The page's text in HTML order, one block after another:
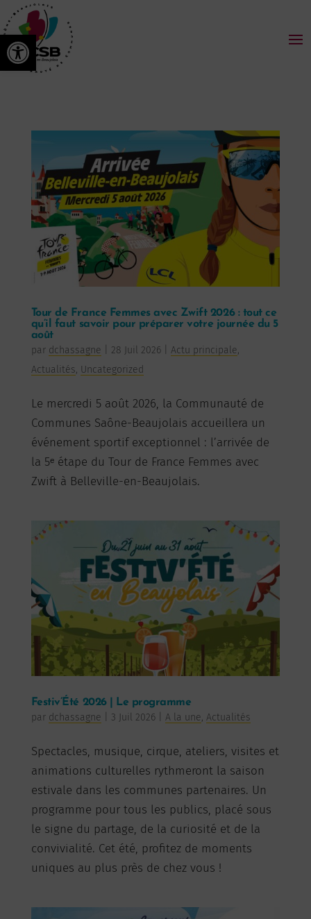
Ouvrir la barre d’outils
Tour de France Femmes avec Zwift 2026 : tout ce
qu’il faut savoir pour préparer votre journée du 5
août
par dchassagne 28 Juil 2026| Actu principale,
Actualités, Uncategorized
Le mercredi 5 août 2026, la Communauté de
Communes Saône-Beaujolais accueillera un
événement sportif exceptionnel : l’arrivée de
la 5ᵉ étape du Tour de France Femmes avec
Zwift à Belleville-en-Beaujolais.
Festiv’Été 2026 | Le programme
par dchassagne 3 Juil 2026| A la une, Actualités
Spectacles, musique, cirque, ateliers, visites et
animations culturelles rythmeront la saison
estivale dans les communes partenaires. Un
programme pour tous les publics, placé sous
le signe du partage, de la curiosité et de la
convivialité. Cet été, profitez de moments
uniques au plus près de chez vous !